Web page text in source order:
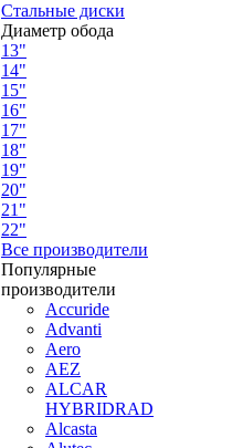
Стальные диски
Диаметр обода
13"
14"
15"
16"
17"
18"
19"
20"
21"
22"
Все производители
Популярные
производители
Accuride
Advanti
Aero
AEZ
ALCAR
HYBRIDRAD
Alcasta